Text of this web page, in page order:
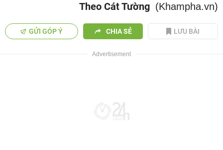
Theo Cát Tường (Khampha.vn)
GỬI GÓP Ý CHIA SẺ LƯU BÀI